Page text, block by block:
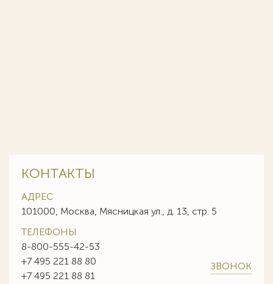
КОНТАКТЫ
АДРЕС
101000, Москва, Мясницкая ул., д. 13, стр. 5
ТЕЛЕФОНЫ
8-800-555-42-53
+7 495 221 88 80
+7 495 221 88 81
ЗВОНОК